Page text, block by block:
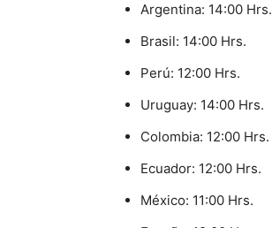
Argentina: 14:00 Hrs.
Brasil: 14:00 Hrs.
Perú: 12:00 Hrs.
Uruguay: 14:00 Hrs.
Colombia: 12:00 Hrs.
Ecuador: 12:00 Hrs.
México: 11:00 Hrs.